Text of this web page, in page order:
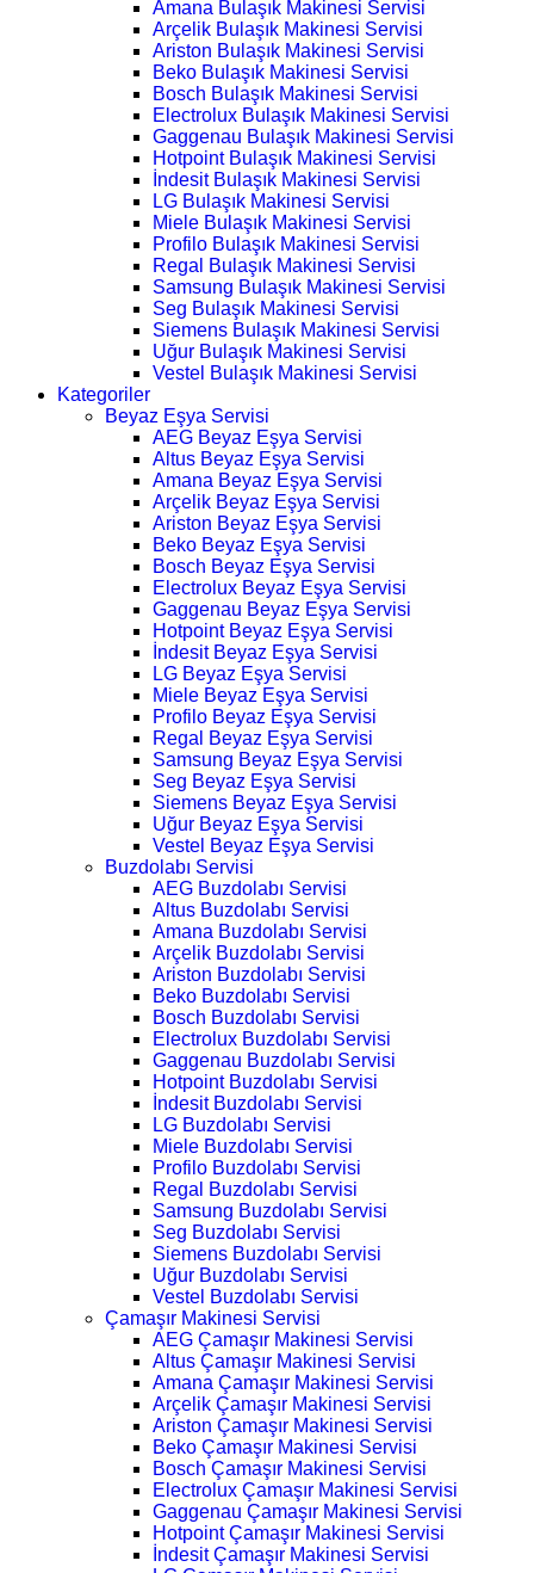
Amana Bulaşık Makinesi Servisi
Arçelik Bulaşık Makinesi Servisi
Ariston Bulaşık Makinesi Servisi
Beko Bulaşık Makinesi Servisi
Bosch Bulaşık Makinesi Servisi
Electrolux Bulaşık Makinesi Servisi
Gaggenau Bulaşık Makinesi Servisi
Hotpoint Bulaşık Makinesi Servisi
İndesit Bulaşık Makinesi Servisi
LG Bulaşık Makinesi Servisi
Miele Bulaşık Makinesi Servisi
Profilo Bulaşık Makinesi Servisi
Regal Bulaşık Makinesi Servisi
Samsung Bulaşık Makinesi Servisi
Seg Bulaşık Makinesi Servisi
Siemens Bulaşık Makinesi Servisi
Uğur Bulaşık Makinesi Servisi
Vestel Bulaşık Makinesi Servisi
Kategoriler
Beyaz Eşya Servisi
AEG Beyaz Eşya Servisi
Altus Beyaz Eşya Servisi
Amana Beyaz Eşya Servisi
Arçelik Beyaz Eşya Servisi
Ariston Beyaz Eşya Servisi
Beko Beyaz Eşya Servisi
Bosch Beyaz Eşya Servisi
Electrolux Beyaz Eşya Servisi
Gaggenau Beyaz Eşya Servisi
Hotpoint Beyaz Eşya Servisi
İndesit Beyaz Eşya Servisi
LG Beyaz Eşya Servisi
Miele Beyaz Eşya Servisi
Profilo Beyaz Eşya Servisi
Regal Beyaz Eşya Servisi
Samsung Beyaz Eşya Servisi
Seg Beyaz Eşya Servisi
Siemens Beyaz Eşya Servisi
Uğur Beyaz Eşya Servisi
Vestel Beyaz Eşya Servisi
Buzdolabı Servisi
AEG Buzdolabı Servisi
Altus Buzdolabı Servisi
Amana Buzdolabı Servisi
Arçelik Buzdolabı Servisi
Ariston Buzdolabı Servisi
Beko Buzdolabı Servisi
Bosch Buzdolabı Servisi
Electrolux Buzdolabı Servisi
Gaggenau Buzdolabı Servisi
Hotpoint Buzdolabı Servisi
İndesit Buzdolabı Servisi
LG Buzdolabı Servisi
Miele Buzdolabı Servisi
Profilo Buzdolabı Servisi
Regal Buzdolabı Servisi
Samsung Buzdolabı Servisi
Seg Buzdolabı Servisi
Siemens Buzdolabı Servisi
Uğur Buzdolabı Servisi
Vestel Buzdolabı Servisi
Çamaşır Makinesi Servisi
AEG Çamaşır Makinesi Servisi
Altus Çamaşır Makinesi Servisi
Amana Çamaşır Makinesi Servisi
Arçelik Çamaşır Makinesi Servisi
Ariston Çamaşır Makinesi Servisi
Beko Çamaşır Makinesi Servisi
Bosch Çamaşır Makinesi Servisi
Electrolux Çamaşır Makinesi Servisi
Gaggenau Çamaşır Makinesi Servisi
Hotpoint Çamaşır Makinesi Servisi
İndesit Çamaşır Makinesi Servisi